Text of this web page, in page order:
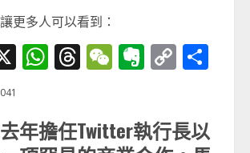
更多人可以看到：
X WhatsApp
Threads
WeChat
Evernote
Copy
年擔任Twitter執行長以